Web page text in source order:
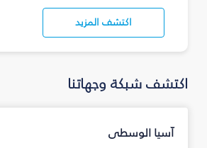
اكتشف المزيد
اكتشف شبكة وجهاتنا
آسيا الوسطى